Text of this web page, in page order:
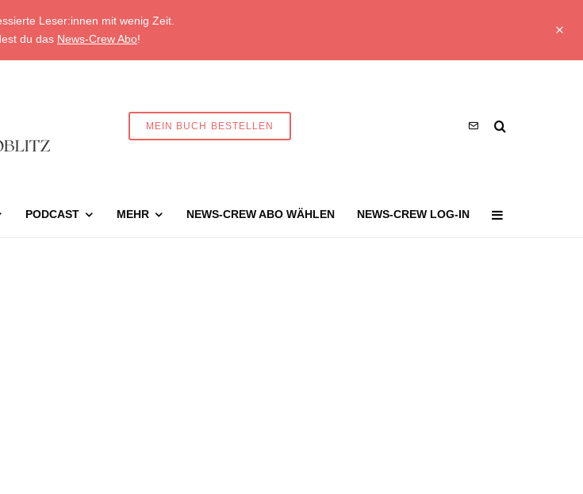
Leser:innen mit wenig Zeit.
du das News-Crew Abo!
MEIN BUCH BESTELLEN
PODCAST MEHR NEWS-CREW ABO WÄHLEN NEWS-CREW LOG-IN